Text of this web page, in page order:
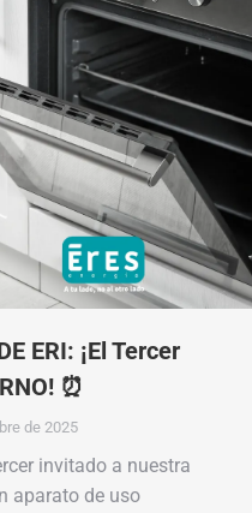
ERI: ¡El Tercer
⏰
de 2025
invitado a nuestra
aparato de uso